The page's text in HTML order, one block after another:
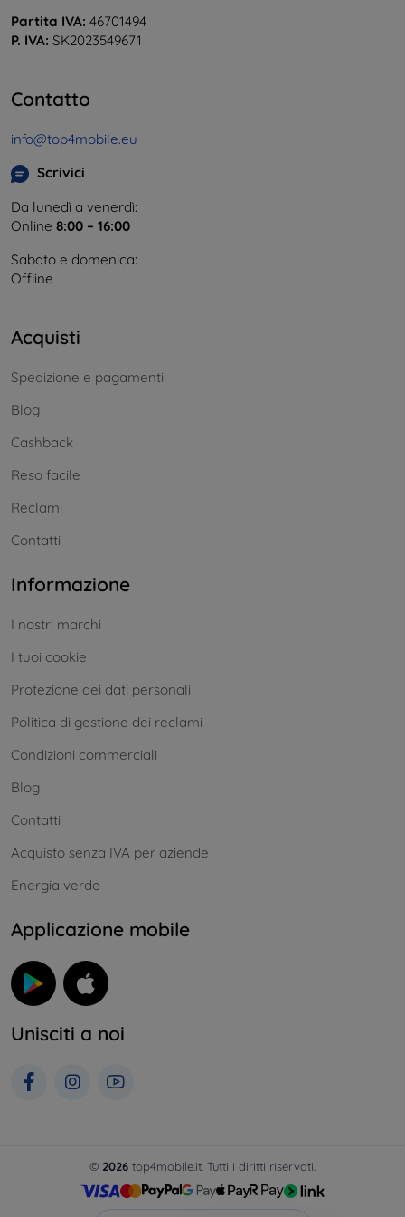
Partita IVA: 46701494
P. IVA: SK2023549671
Contatto
info@top4mobile.eu
Scrivici
Da lunedì a venerdì:
Online 8:00 – 16:00
Sabato e domenica:
Offline
Acquisti
Spedizione e pagamenti
Blog
Cashback
Reso facile
Reclami
Contatti
Informazione
I nostri marchi
I tuoi cookie
Protezione dei dati personali
Politica di gestione dei reclami
Condizioni commerciali
Blog
Contatti
Acquisto senza IVA per aziende
Energia verde
Applicazione mobile
Unisciti a noi
© 2026 top4mobile.it. Tutti i diritti riservati.